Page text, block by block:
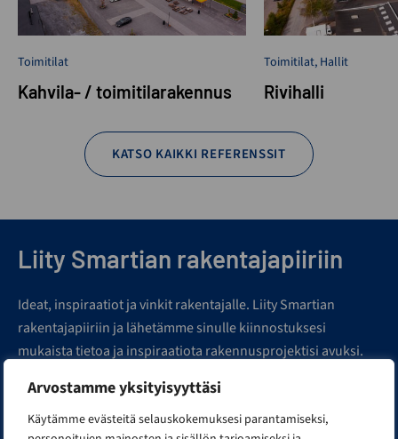
Arvostamme yksityisyyttäsi
Käytämme evästeitä selauskokemuksesi parantamiseksi,
Toimitilat
Kahvila- / toimitilarakennus
Toimitilat, Hallit
Rivihalli
KATSO KAIKKI REFERENSSIT
Liity Smartian rakentajapiiriin
Ideat, inspiraatiot ja vinkit rakentajalle. Liity Smartian
rakentajapiiriin ja lähetämme sinulle kiinnostuksesi
mukaista tietoa ja inspiraatiota rakennusprojektisi avuksi.
Hallin rakentaminen